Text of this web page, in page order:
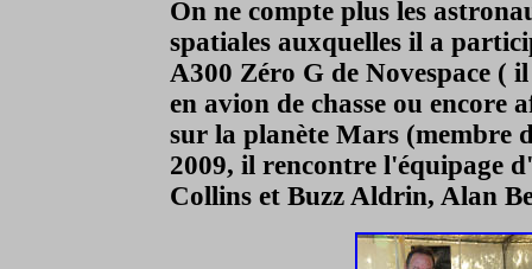
On ne compte plus les
spatiales auxquelles il a
A300 Zéro G de Novespace (
en avion de chasse ou encore
sur la planète Mars (membre
2009, il rencontre l'équipage
Collins et Buzz Aldrin, Alan